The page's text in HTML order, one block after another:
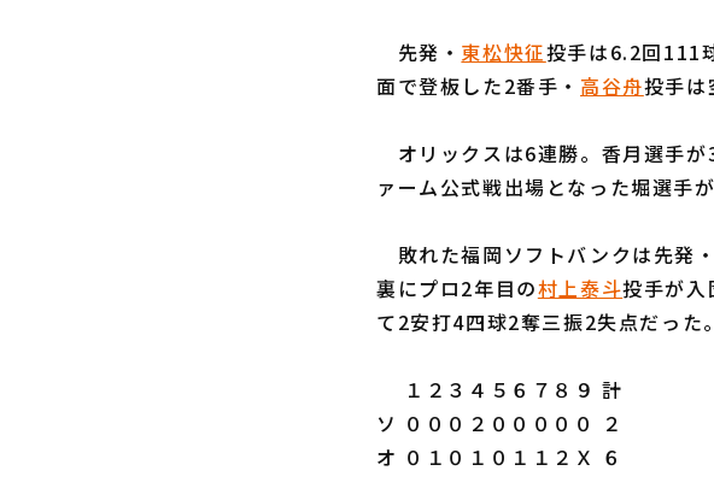
先発・ 東松快征投手は6.2回111
面で登板した2番手・高谷舟投手は
オリックスは6連勝。香月選手
ァーム公式戦出場となった堀選手
敗れた福岡ソフトバンクは先発・
裏にプロ2年目の村上泰斗投手が
て2安打4四球2奪三振2失点だった。
１２３４５６７８９ 計
ソ ０００２０００００ ２
オ ０１０１０１１２Ｘ ６